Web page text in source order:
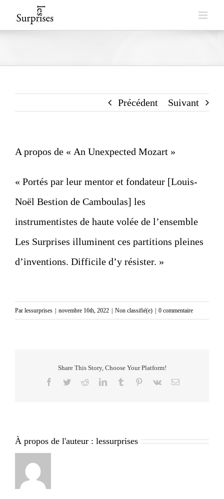
to
Précédent Suivant
A propos de « An Unexpected Mozart »
« Portés par leur mentor et fondateur [Louis-
Noël Bestion de Camboulas] les
instrumentistes de haute volée de l’ensemble
Les Surprises illuminent ces partitions pleines
d’inventions. Difficile d’y résister. »
Par lessurprises novembre 16th, 2022 Non classifié(e) 0 commentaire
Share This Story, Choose Your Platform!
Facebook
TwitterRedditLinkedInTumblr Pinterest
Vk Email
À propos de l'auteur : lessurprises